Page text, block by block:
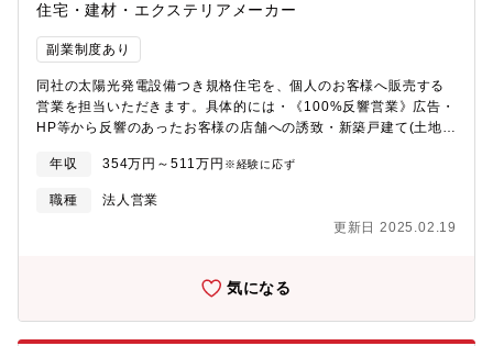
組むことができます。 【役職】一般
住宅・建材・エクステリアメーカー
副業制度あり
同社の太陽光発電設備つき規格住宅を、個人のお客様へ販売する
営業を担当いただきます。具体的には・《100%反響営業》広告・
HP等から反響のあったお客様の店舗への誘致・新築戸建て(土地
業務・円滑なお客様対応【入社後のフォロー】・OJT制度を導入
しており、最初は経験豊富な先輩社員が丁寧に指導します。ま
た、自分のペースで学習できる動画マニュアルシステムも完備し
年収 354万円～511万円 ※経験に応ず
職種
法人営業
更新日 2025.02.19
気になる